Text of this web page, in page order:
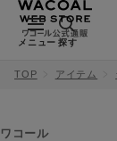
メニュー 探す
TOP アイテム
ワコール